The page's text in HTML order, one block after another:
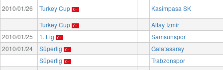
2010/01/26
Turkey Cup
Kasimpasa SK
Turkey Cup
Altay Izmir
2010/01/25
1. Lig
Samsunspor
2010/01/24
Süperlig
Galatasaray
Süperlig
Trabzonspor